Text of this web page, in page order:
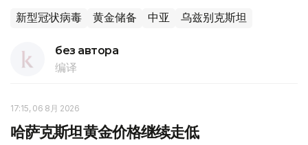
新型冠状病毒 黄金储备 中亚 乌兹别克斯坦
без автора
编译
17:15, 06 8月 2026
哈萨克斯坦黄金价格继续走低